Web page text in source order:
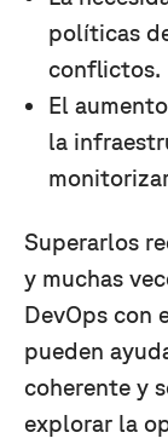
políticas
conflictos.
El
la
Superarlos
y muchas
DevOps con
pueden
coherente y
explorar la